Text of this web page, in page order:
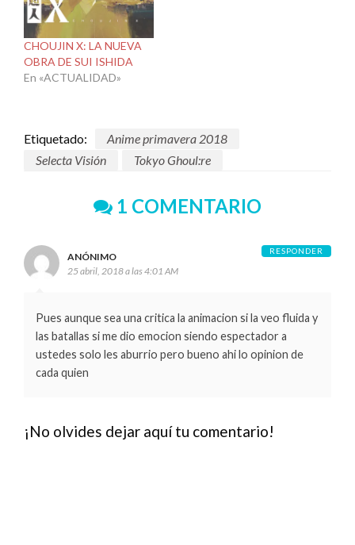
CHOUJIN X: LA NUEVA
OBRA DE SUI ISHIDA
En «ACTUALIDAD»
Etiquetado:
Anime primavera 2018
Selecta Visión
Tokyo Ghoul:re
1 COMENTARIO
ANÓNIMO
25 abril, 2018 a las 4:01 AM
Pues aunque sea una critica la animacion si la veo fluida y
las batallas si me dio emocion siendo espectador a
ustedes solo les aburrio pero bueno ahi lo opinion de
cada quien
RESPONDER
¡No olvides dejar aquí tu comentario!